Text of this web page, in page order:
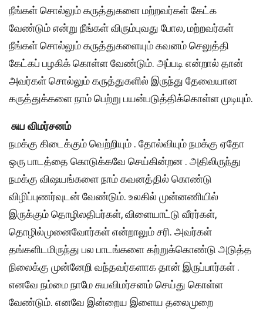
நீங்கள் சொல்லும் கருத்துகளை மற்றவர்கள் கேட்க
வேண்டும் என்று நீங்கள் விரும்புவது போல, மற்றவர்கள்
நீங்கள் சொல்லும் கருத்துகளையும் கவனம் செலுத்தி
கேட்கப் பழகிக் கொள்ள வேண்டும். அப்படி என்றால் தான்
அவர்கள் சொல்லும் கருத்துகளில் இருந்து தேவையான
கருத்துக்களை நாம் பெற்று பயன்படுத்திக்கொள்ள முடியும்.
சுய விமர்சனம்
நமக்கு கிடைக்கும் வெற்றியும் . தோல்வியும் நமக்கு ஏதோ
ஒரு பாடத்தை கொடுக்கவே செய்கின்றன . அதிலிருந்து
நமக்கு விஷயங்களை நாம் கவனத்தில் கொண்டு
விழிப்புணர்வுடன் வேண்டும். உலகில் முன்னணியில்
இருக்கும் தொழிலதிபர்கள், விளையாட்டு வீரர்கள்,
தொழில்முனைவோர்கள் என்றாலும் சரி. அவர்கள்
தங்களிடமிருந்து பல பாடங்களை கற்றுக்கொண்டு அடுத்த
நிலைக்கு முன்னேறி வந்தவர்களாக தான் இருப்பார்கள் .
எனவே நம்மை நாமே சுயவிமர்சனம் செய்து கொள்ள
வேண்டும். எனவே இன்றைய இளைய தலைமுறை